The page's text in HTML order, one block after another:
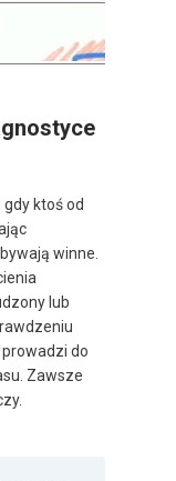
ktoś od
winne.
lub
do
Zawsze